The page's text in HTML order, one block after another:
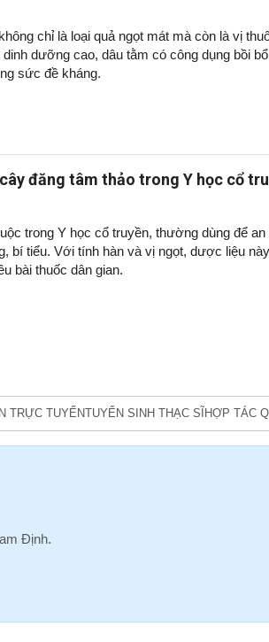
chỉ là loại quả ngọt mát mà còn là vị
dưỡng cao, dâu tằm có công dụng bồi
sức đề kháng.
đăng tâm thảo trong Y học cổ
trong Y học cổ truyền, thường dùng để an
bí tiểu. Với tính hàn và vị ngọt, dược liệu này
bài thuốc dân gian.
TRỰC TUYẾNTUYỂN SINH THẠC SĨ HỢP TÁC
Định.